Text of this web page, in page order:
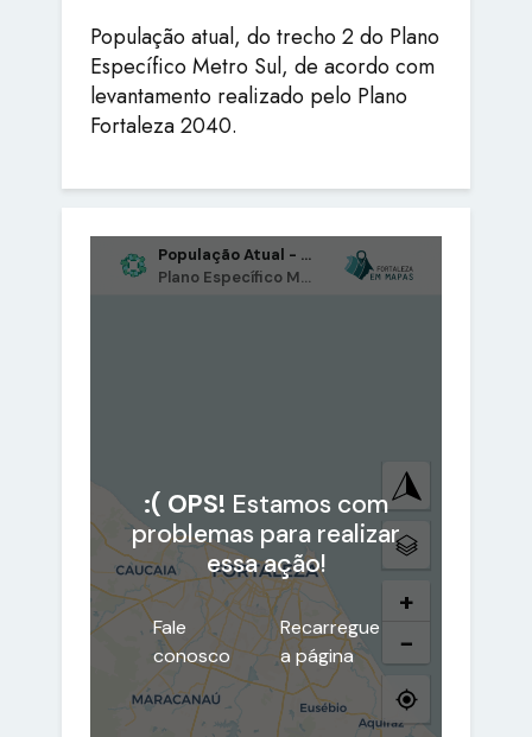
População atual, do trecho 2 do Plano
Específico Metro Sul, de acordo com
levantamento realizado pelo Plano
Fortaleza 2040.